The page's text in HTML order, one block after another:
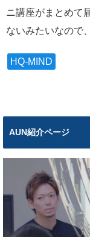
ニ講座がまとめて
ないみたいなので
HQ-MIND
AUN紹介ページ